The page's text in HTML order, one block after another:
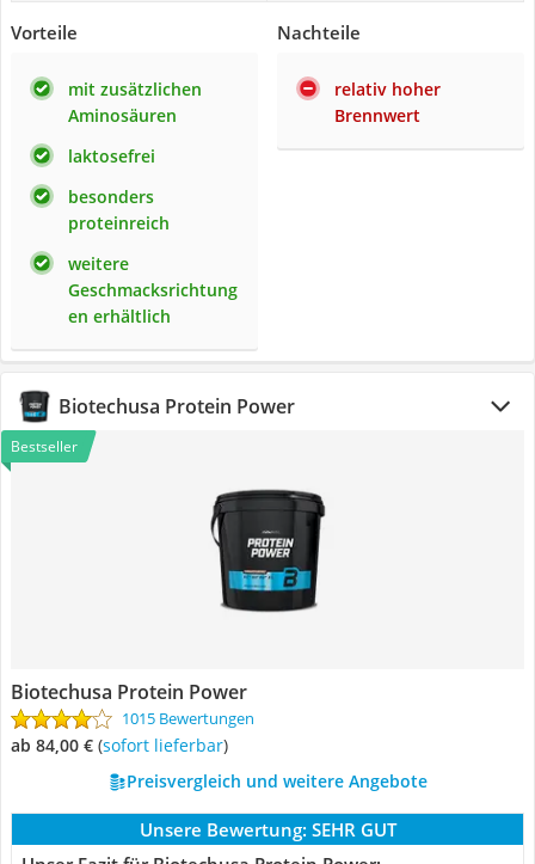
Vorteile
mit zusätzlichen
Aminosäuren
laktosefrei
besonders
proteinreich
weitere
Geschmacksrichtung
en erhältlich
Nachteile
relativ hoher
Brennwert
Biotechusa Protein Power
Bestseller
Biotechusa Protein Power
1015 Bewertungen
ab 84,00 € ( Sofort lieferbar)
Preisvergleich und weitere Angebote
Unsere Bewertung: SEHR GUT